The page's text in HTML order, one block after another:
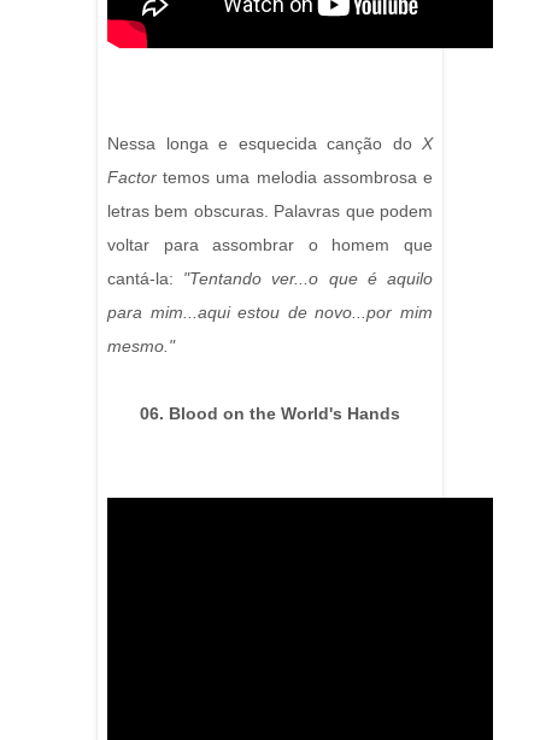
Nessa longa e esquecida canção do X
Factor temos uma melodia assombrosa e
letras bem obscuras. Palavras que podem
voltar para assombrar o homem que
cantá-la: "Tentando ver...o que é aquilo
para mim...aqui estou de novo...por mim
mesmo."
06. Blood on the World's Hands